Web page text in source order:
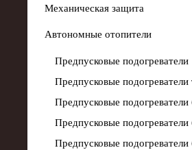
Механическая защита
Автономные отопители
Предпусковые подогреватели
Предпусковые подогреватели
Предпусковые
Предпусковые
Предпусковые